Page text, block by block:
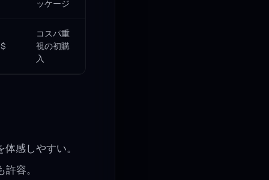
ッケージ
$
コスパ重
視の初購
入
感しやすい。
容。